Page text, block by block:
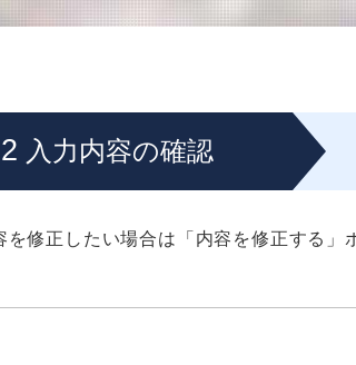
2 入力内容の確認
修正したい場合は「内容を修正する」